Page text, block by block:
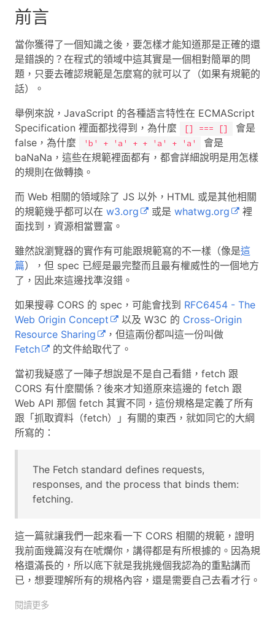
前言
當你獲得了一個知識之後，要怎樣才能知道那是正確的還
是錯誤的？在程式的領域中這其實是一個相對簡單的問
題，只要去確認規範是怎麼寫的就可以了（如果有規範的
話）。
舉例來說，JavaScript 的各種語言特性在 ECMAScript
Specification 裡面都找得到，為什麼
[] === []
會是
false，為什麼
'b' + 'a' + + 'a' + 'a'
會是
baNaNa，這些在規範裡面都有，都會詳細說明是用怎樣
的規則在做轉換。
而 Web 相關的領域除了 JS 以外，HTML 或是其他相關
的規範幾乎都可以在 w3.org 或是whatwg.org
裡
面找到，資源相當豐富。
雖然說瀏覽器的實作有可能跟規範寫的不一樣（像是這
篇），但 spec 已經是最完整而且最有權威性的一個地方
了，因此來這邊找準沒錯。
如果搜尋 CORS 的 spec，可能會找到 RFC6454 - The
Web Origin Concept
以及 W3C 的 Cross-Origin
Resource Sharing
，但這兩份都叫這一份叫做
Fetch
的文件給取代了。
當初我疑惑了一陣子想說是不是自己看錯，fetch 跟
CORS 有什麼關係？後來才知道原來這邊的 fetch 跟
Web API 那個 fetch 其實不同，這份規格是定義了所有
跟「抓取資料（fetch）」有關的東西，就如同它的大綱
所寫的：
The Fetch standard defines requests,
responses, and the process that binds them:
fetching.
這一篇就讓我們一起來看一下 CORS 相關的規範，證明
我前面幾篇沒有在唬爛你，講得都是有所根據的。因為規
格還滿長的，所以底下就是我挑幾個我認為的重點講而
已，想要理解所有的規格內容，還是需要自己去看才行。
閱讀更多